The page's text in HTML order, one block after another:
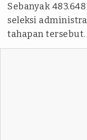
Sebanyak
seleksi
tahapan tersebut.